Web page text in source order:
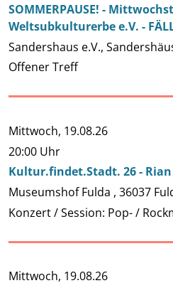
SOMMERPAUSE! -
Weltsubkulturerbe e.V. -
Sandershaus e.V.,
Offener Treff
Mittwoch, 19.08.26
20:00 Uhr
Kultur.findet.Stadt. 26 - Rian
Museumshof Fulda , 36037
Konzert / Session: Pop- /
Mittwoch, 19.08.26